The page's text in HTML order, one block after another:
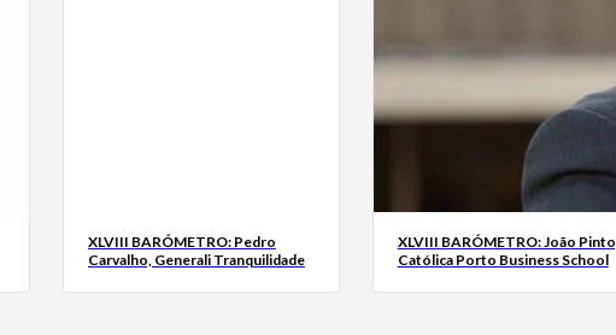
XLVIII BARÓMETRO: Pedro
Carvalho, Generali Tranquilidade
XLVIII BARÓMETRO: João Pinto,
Católica Porto Business School